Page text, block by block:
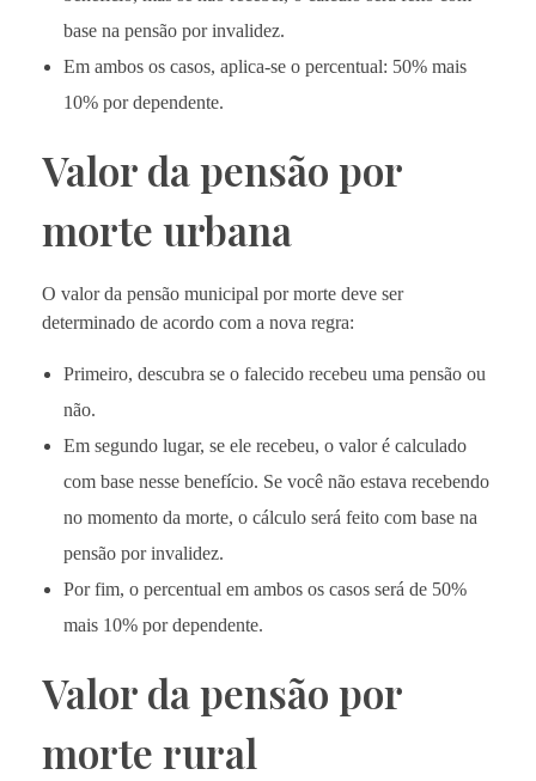
base na pensão por invalidez.
Em ambos os casos, aplica-se o percentual: 50% mais
10% por dependente.
Valor da pensão por
morte urbana
O valor da pensão municipal por morte deve ser
determinado de acordo com a nova regra:
Primeiro, descubra se o falecido recebeu uma pensão ou
não.
Em segundo lugar, se ele recebeu, o valor é calculado
com base nesse benefício. Se você não estava recebendo
no momento da morte, o cálculo será feito com base na
pensão por invalidez.
Por fim, o percentual em ambos os casos será de 50%
mais 10% por dependente.
Valor da pensão por
morte rural